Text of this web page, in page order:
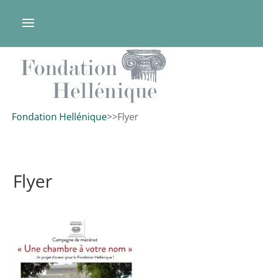
Fondation Hellénique>>Flyer
Flyer